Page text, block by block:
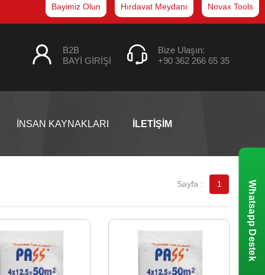
Bayimiz Olun Hırdavat Meydanı Novax Tools
B2B
BAYİ GİRİŞİ
Bize Ulaşın:
+90 362 266 65 35
İNSAN KAYNAKLARI İLETİŞİM
1 Whatsapp Destek